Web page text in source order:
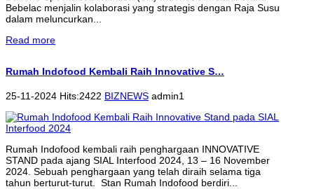
Bebelac menjalin kolaborasi yang strategis dengan Raja Susu
dalam meluncurkan...
Read more
Rumah Indofood Kembali Raih Innovative S…
25-11-2024 Hits:2422 BIZNEWS admin1
Rumah Indofood kembali raih penghargaan INNOVATIVE
STAND pada ajang SIAL Interfood 2024, 13 – 16 November
2024. Sebuah penghargaan yang telah diraih selama tiga
tahun berturut-turut. Stan Rumah Indofood berdiri...